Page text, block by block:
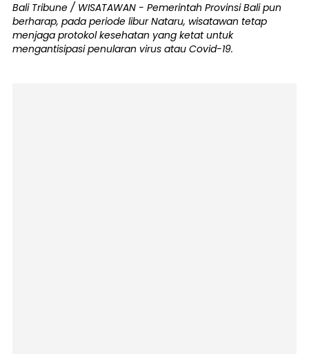
Bali Tribune / WISATAWAN - Pemerintah Provinsi Bali pun
berharap, pada periode libur Nataru, wisatawan tetap
menjaga protokol kesehatan yang ketat untuk
mengantisipasi penularan virus atau Covid-19.